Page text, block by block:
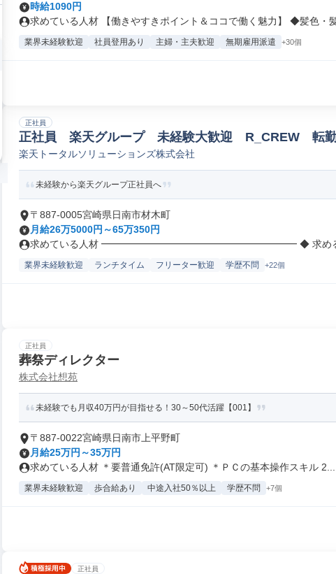
時給1090円
求めている人材 【働きやすきポイント＆ココで働く魅力】 ◆髪色・
業界未経験歓迎 社員登用あり 主婦・主夫歓迎 無期雇用派遣 +30個
正社員
正社員 楽天グループ 未経験大歓迎 R_CREW 転
楽天トータルソリューションズ株式会社
未経験から楽天グループ正社員へ
〒887-0005宮崎県日南市材木町
月給26万5000円～65万350円
求めている人材 ━━━━━━━━━━━━━━━━━━━━ ◆ 求め
業界未経験歓迎 ランチタイム フリーター歓迎 学歴不問 +22個
正社員
葬祭ディレクター
株式会社想苑
未経験でも月収40万円が目指せる！30～50代活躍【001】
〒887-0022宮崎県日南市上平野町
月給25万円～35万円
求めている人材 ＊要普通免許(AT限定可) ＊ＰＣの基本操作スキル 2...
業界未経験歓迎 歩合給あり 中途入社50％以上 学歴不問 +7個
正社員